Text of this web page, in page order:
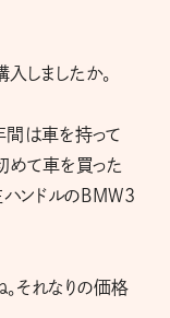
しましたか。
間は車を持って
めて車を買った
ハンドルのBMW3
それなりの価格